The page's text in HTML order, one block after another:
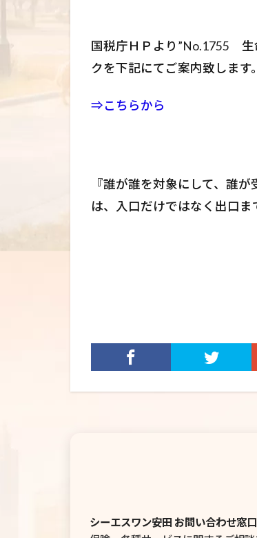
国税庁ＨＰより”No.1755 生
クを下記にてご案内致します。
⇒こちらから
『誰が誰を対象にして、誰
は、入口だけではなく出口ま
シーエスワン安田 お問い合わせ窓口